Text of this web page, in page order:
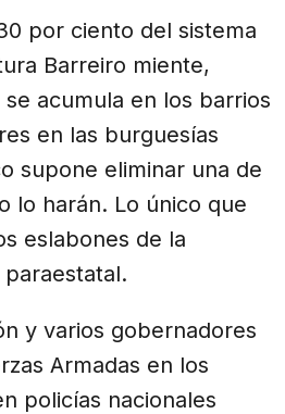
por ciento del sistema
Barreiro miente,
acumula en los barrios
en las burguesías
supone eliminar una de
lo harán. Lo único que
eslabones de la
y varios gobernadores
Armadas en los
policías nacionales